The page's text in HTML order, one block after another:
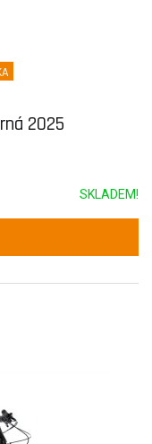
2025
SKLADEM!